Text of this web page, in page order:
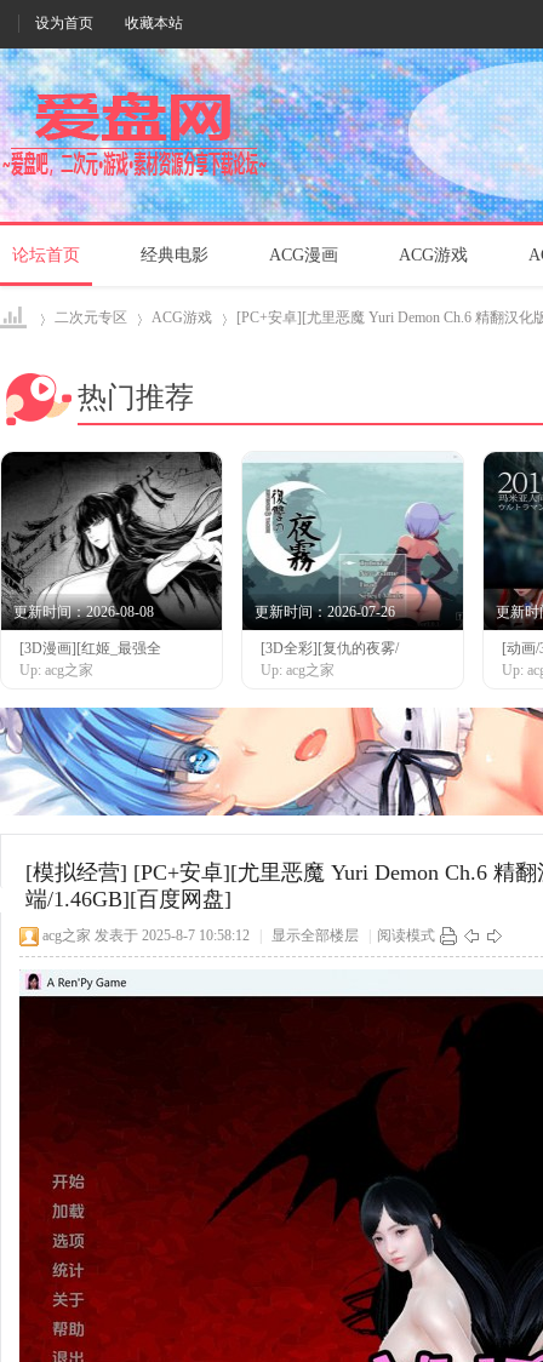
设为首页 收藏本站
论坛首页 经典电影 ACG漫画 ACG游戏
爱盘›
二次元专区
›
ACG游戏
›
[PC+安卓][尤里恶魔 Yuri Demon Ch.6 精翻汉化
热门推荐
更新时间：2026-08-08
[3D漫画][红姬_最强全
Up: acg之家
更新时间：2026-07-26
[3D全彩][复仇的夜雾/
Up: acg之家
更新时
[动画
Up:
[模拟经营] [PC+安卓][尤里恶魔 Yuri Demon Ch.6 精
端/1.46GB][百度网盘]
acg之家 发表于 2025-8-7 10:58:12 显示全部楼层 阅读模式